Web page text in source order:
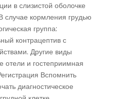
в слизистой оболочке
случае кормления грудью
группа:
контрацептив с
Другие виды
отели и гостеприимная
Вспомнить
диагностическое